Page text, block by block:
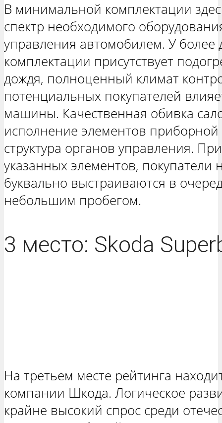
В минимальной комплектации
спектр необходимого
управления автомобилем. У более
комплектации присутствует
дождя, полноценный климат
потенциальных покупателей
машины. Качественная обивка
исполнение элементов
структура органов управления.
указанных элементов,
буквально выстраиваются в
небольшим пробегом.
3 место: Skoda
На третьем месте рейтинга
компании Шкода. Логическое
крайне высокий спрос среди